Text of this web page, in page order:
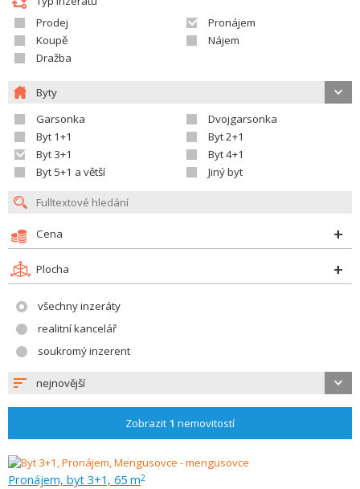
Prodej
Pronájem
Koupě
Nájem
Dražba
Byty
Garsonka
Dvojgarsonka
Byt 1+1
Byt 2+1
Byt 3+1
Byt 4+1
Byt 5+1 a větší
Jiný byt
Cena
Plocha
všechny inzeráty
realitní kancelář
soukromý inzerent
nejnovější
Zobrazit 1 nemovitostí
Pronájem, byt 3+1, 65 m2